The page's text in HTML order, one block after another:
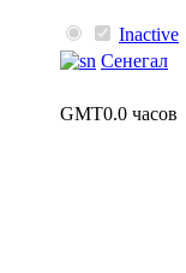
Inactive
Сенегал
GMT0.0 часов